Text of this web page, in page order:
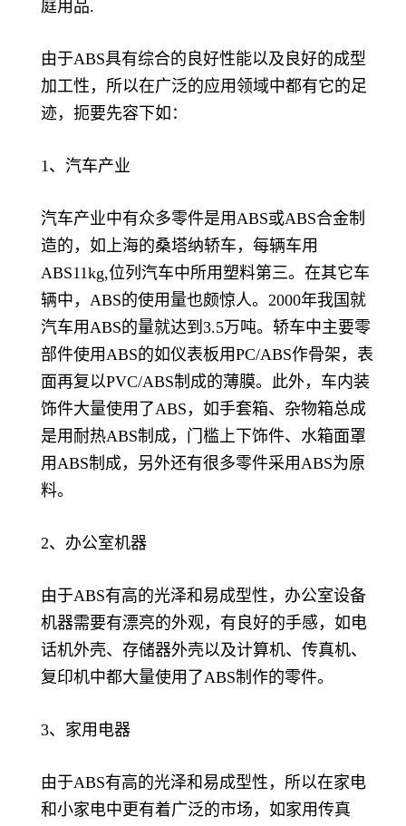
庭用品.
由于ABS具有综合的良好性能以及良好的成型
加工性，所以在广泛的应用领域中都有它的足
迹，扼要先容下如：
1、汽车产业
汽车产业中有众多零件是用ABS或ABS合金制
造的，如上海的桑塔纳轿车，每辆车用
ABS11kg,位列汽车中所用塑料第三。在其它车
辆中，ABS的使用量也颇惊人。2000年我国就
汽车用ABS的量就达到3.5万吨。轿车中主要零
部件使用ABS的如仪表板用PC/ABS作骨架，表
面再复以PVC/ABS制成的薄膜。此外，车内装
饰件大量使用了ABS，如手套箱、杂物箱总成
是用耐热ABS制成，门槛上下饰件、水箱面罩
用ABS制成，另外还有很多零件采用ABS为原
料。
2、办公室机器
由于ABS有高的光泽和易成型性，办公室设备
机器需要有漂亮的外观，有良好的手感，如电
话机外壳、存储器外壳以及计算机、传真机、
复印机中都大量使用了ABS制作的零件。
3、家用电器
由于ABS有高的光泽和易成型性，所以在家电
和小家电中更有着广泛的市场，如家用传真